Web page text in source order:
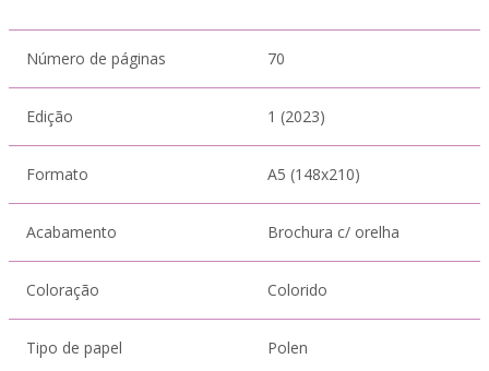
Número de páginas 70
Edição 1 (2023)
Formato A5 (148x210)
Acabamento Brochura c/ orelha
Coloração Colorido
Tipo de papel Polen